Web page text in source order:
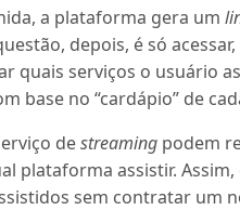
a plataforma gera um
depois, é só
quais serviços o usuário
base no “cardápio” de
destreaming podem
plataforma assistir.
sem contratar um